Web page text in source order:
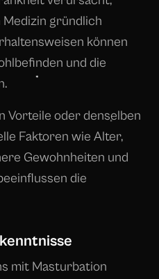
gründlich
können
und die
Vorteile oder denselben
Faktoren wie Alter,
Gewohnheiten und
die
mit Masturbation